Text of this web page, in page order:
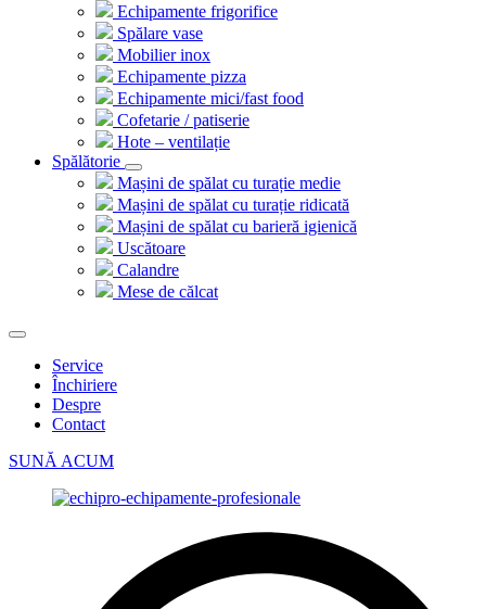
Echipamente frigorifice
Spălare vase
Mobilier inox
Echipamente pizza
Echipamente mici/fast food
Cofetarie / patiserie
Hote – ventilație
Spălătorie
Mașini de spălat cu turație medie
Mașini de spălat cu turație ridicată
Mașini de spălat cu barieră igienică
Uscătoare
Calandre
Mese de călcat
Service
Închiriere
Despre
Contact
SUNĂ ACUM